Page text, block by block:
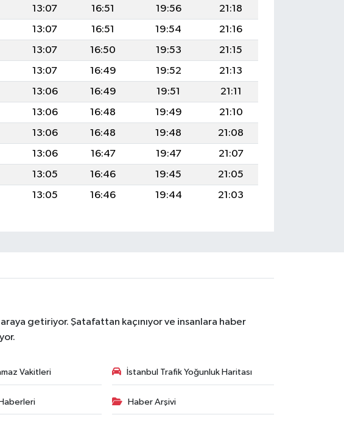
13:07 16:51 19:56
21:18
13:07 16:51 19:54
21:16
13:07 16:50 19:53
21:15
13:07 16:49 19:52
21:13
13:06 16:49 19:51
21:11
13:06 16:48 19:49
21:10
13:06 16:48 19:48
21:08
13:06 16:47 19:47
21:07
13:05 16:46 19:45
21:05
13:05 16:46 19:44 21:03
getiriyor. Şatafattan kaçınıyor ve insanlara haber
Vakitleri İstanbul Trafik Yoğunluk Haritası
Haber Arşivi